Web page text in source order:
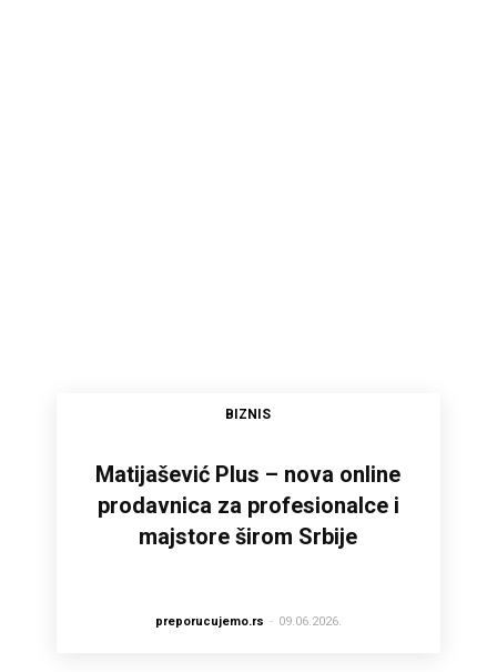
BIZNIS
Matijašević Plus – nova online
prodavnica za profesionalce i
majstore širom Srbije
preporucujemo.rs - 09.06.2026.